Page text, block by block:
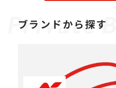
ブランドから探す